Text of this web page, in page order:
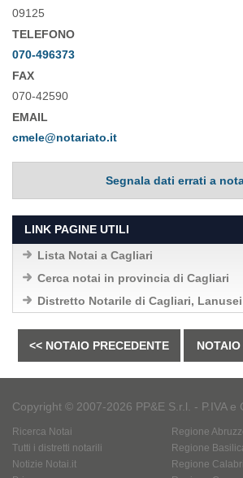
09125
TELEFONO
070-496373
FAX
070-42590
EMAIL
cmele@notariato.it
Segnala dati errati a
LINK PAGINE UTILI
Lista Notai a Cagliari
Cerca notai in provincia di Cagliari
Distretto Notarile di Cagliari,
<< NOTAIO PRECEDENTE
Copyright © 2007-2026 PP&E S.r.l. - P.IVA e
Ricerca Notai
Tutti i distretti notarili
Notizie Notai.it
Regione
Regione
Regione